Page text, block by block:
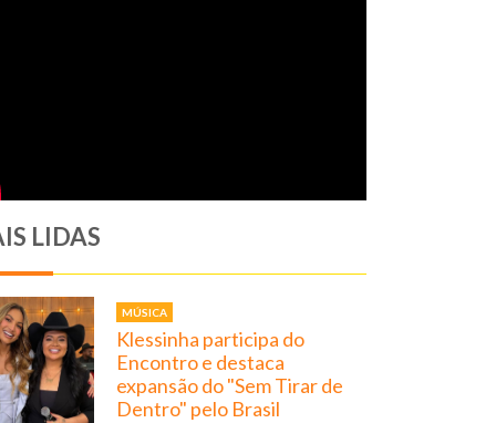
LIDAS
MÚSICA
Klessinha participa do
Encontro e destaca
expansão do "Sem Tirar de
Dentro" pelo Brasil